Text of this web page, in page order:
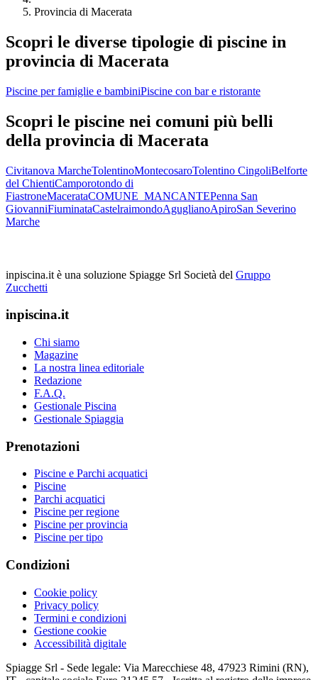
Provincia di Macerata
Scopri le diverse tipologie di piscine in
provincia di Macerata
Piscine per famiglie e bambiniPiscine con bar e ristorante
Scopri le piscine nei comuni più belli
della provincia di Macerata
Civitanova MarcheTolentinoMontecosaroTolentino CingoliBelforte
del ChientiCamporotondo di
FiastroneMacerataCOMUNE_MANCANTEPenna San
GiovanniFiuminataCastelraimondoAguglianoApiroSan Severino
Marche
inpiscina.it è una soluzione Spiagge Srl Società del Gruppo
Zucchetti
inpiscina.it
Chi siamo
Magazine
La nostra linea editoriale
Redazione
F.A.Q.
Gestionale Piscina
Gestionale Spiaggia
Prenotazioni
Piscine e Parchi acquatici
Piscine
Parchi acquatici
Piscine per regione
Piscine per provincia
Piscine per tipo
Condizioni
Cookie policy
Privacy policy
Termini e condizioni
Gestione cookie
Accessibilità digitale
Spiagge Srl - Sede legale: Via Marecchiese 48, 47923 Rimini (RN),